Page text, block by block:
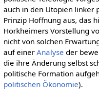
auch in den Utopien linker
Prinzip Hoffnung aus, das
Horkheimers Vorstellung
nicht von solchen
auf einer Analyse der
die ihre Änderung selbst
politische Formation
politischen Ökonomie).